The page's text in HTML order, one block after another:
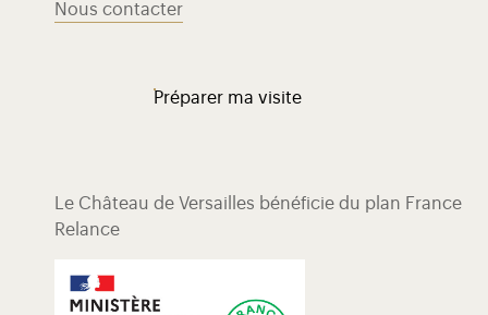
Nous contacter
Préparer ma visite
Le Château de Versailles bénéficie du plan France
Relance